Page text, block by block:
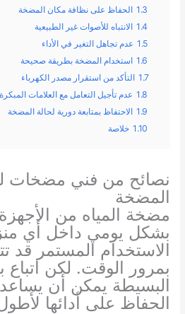
1.3 الحفاظ على نظافة مكان المضخة
1.4 الانتباه للأصوات غير الطبيعية
1.5 عدم تجاهل التغير في الأداء
1.6 استخدام المضخة بطريقة صحيحة
1.7 التأكد من استقرار مصدر الكهرباء
1.8 عدم تأجيل التعامل مع العلامات المبكرة
1.9 الاحتفاظ بمتابعة دورية لحالة المضخة
1.10 خلاصة
نصائح من فني مضخات
المضخة
مضخة المياه من
بشكل يومي داخل أي
الاستخدام المستمر قد
بمرور الوقت. لكن
البسيطة يمكن أن
الحفاظ على أدائها